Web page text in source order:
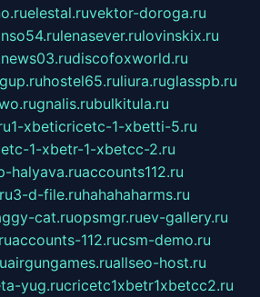
elestal.ruvektor-doroga.ru
lenasever.rulovinskix.ru
discofoxworld.ru
hostel65.ruliura.ruglasspb.ru
gnalis.rubulkitula.ru
1-xbeticricetc-1-xbetti-5.ru
1-xbetr-1-xbetcc-2.ru
halyava.ruaccounts112.ru
3-d-file.ruhahahaharms.ru
cat.ruopsmgr.ruev-gallery.ru
accounts-112.rucsm-demo.ru
airgungames.ruallseo-host.ru
yug.rucricetc1xbetr1xbetcc2.ru